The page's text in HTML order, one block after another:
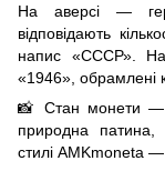
На аверсі —
відповідають
напис «СССР». На
«1946», обрамлені
📸 Стан монети —
природна
стилі AMKmoneta